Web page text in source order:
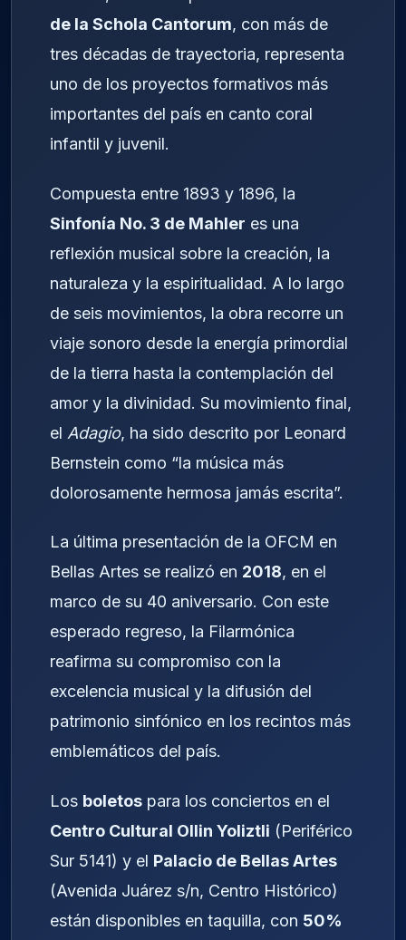
de la Schola Cantorum, con más de
tres décadas de trayectoria, representa
uno de los proyectos formativos más
importantes del país en canto coral
infantil y juvenil.
Compuesta entre 1893 y 1896, la
Sinfonía No. 3 de Mahler es una
reflexión musical sobre la creación, la
naturaleza y la espiritualidad. A lo largo
de seis movimientos, la obra recorre un
viaje sonoro desde la energía primordial
de la tierra hasta la contemplación del
amor y la divinidad. Su movimiento final,
el Adagio, ha sido descrito por Leonard
Bernstein como “la música más
dolorosamente hermosa jamás escrita”.
La última presentación de la OFCM en
Bellas Artes se realizó en 2018, en el
marco de su 40 aniversario. Con este
esperado regreso, la Filarmónica
reafirma su compromiso con la
excelencia musical y la difusión del
patrimonio sinfónico en los recintos más
emblemáticos del país.
Los boletos para los conciertos en el
Centro Cultural Ollin Yoliztli (Periférico
Sur 5141) y el Palacio de Bellas Artes
(Avenida Juárez s/n, Centro Histórico)
están disponibles en taquilla, con 50%